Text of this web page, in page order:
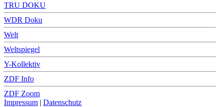
TRU DOKU
WDR Doku
Welt
Weltspiegel
Y-Kollektiv
ZDF Info
ZDF Zoom
Impressum | Datenschutz